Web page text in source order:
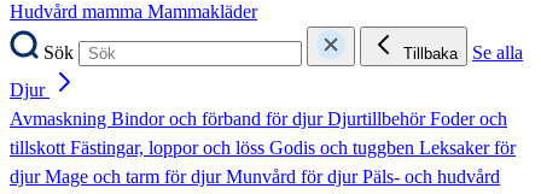
Hudvård mamma Mammakläder
Sök
Tillbaka
Se alla
Djur
Avmaskning Bindor och förband för djurDjurtillbehörFoder och
tillskottFästingar, loppor och löss Godis och tuggben Leksaker för
djurMage och tarm för djurMunvård för djurPäls- och hudvård